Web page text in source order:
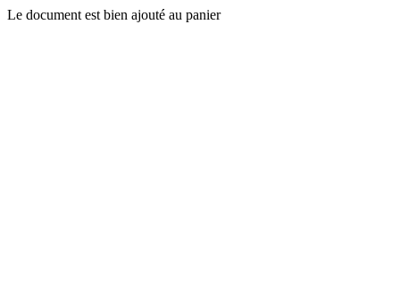
Le document est bien ajouté au panier